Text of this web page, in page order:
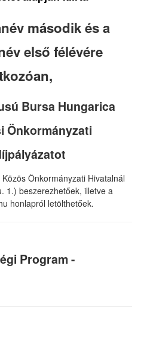
második és a
első félévére
Bursa Hungarica
Önkormányzati
Önkormányzati Hivatalnál
1.) beszerezhetőek, illetve a
honlapról letölthetőek.
Program -